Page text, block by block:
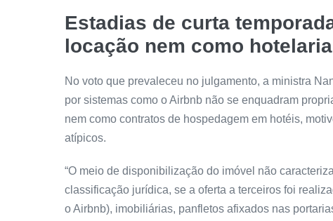
Estadias de curta
locação nem como hotelaria
No voto que prevaleceu no julgamento, a ministra
por sistemas como o Airbnb não se enquadram
nem como contratos de hospedagem em hotéis,
atípicos.
“O meio de disponibilização do imóvel não
classificação jurídica, se a oferta a terceiros foi
o Airbnb), imobiliárias, panfletos afixados nas